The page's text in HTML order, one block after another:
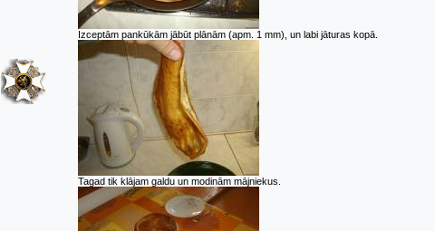
Izceptām pankūkām jābūt plānām (apm. 1 mm), un labi jāturas kopā.
Tagad tik klājam galdu un modinām mājniekus.